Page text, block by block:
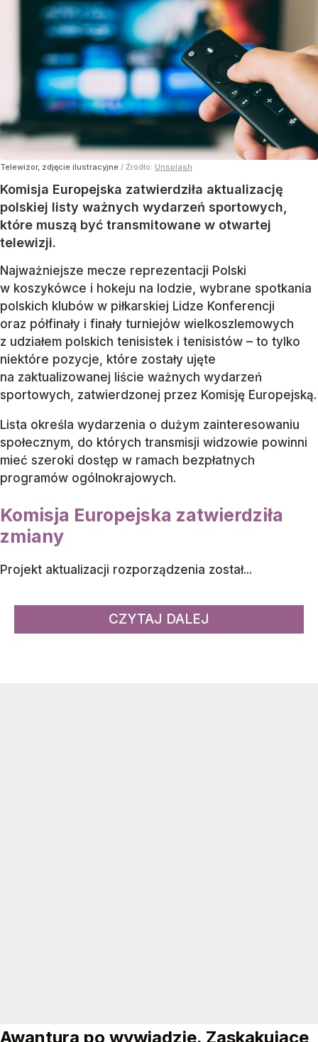
Telewizor, zdjęcie ilustracyjne / Źródło: Unsplash
Komisja Europejska zatwierdziła aktualizację
polskiej listy ważnych wydarzeń sportowych,
które muszą być transmitowane w otwartej
telewizji.
Najważniejsze mecze reprezentacji Polski
w koszykówce i hokeju na lodzie, wybrane spotkania
polskich klubów w piłkarskiej Lidze Konferencji
oraz półfinały i finały turniejów wielkoszlemowych
z udziałem polskich tenisistek i tenisistów – to tylko
niektóre pozycje, które zostały ujęte
na zaktualizowanej liście ważnych wydarzeń
sportowych, zatwierdzonej przez Komisję Europejską.
Lista określa wydarzenia o dużym zainteresowaniu
społecznym, do których transmisji widzowie powinni
mieć szeroki dostęp w ramach bezpłatnych
programów ogólnokrajowych.
Komisja Europejska zatwierdziła
zmiany
Projekt aktualizacji rozporządzenia został...
CZYTAJ DALEJ
Awantura po wywiadzie. Zaskakujące